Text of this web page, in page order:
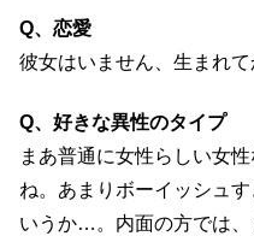
Q、恋愛
彼女はいません、生まれて
Q、好きな異性のタイプ
まあ普通に女性らしい女
ね。あまりボーイッシュ
いうか…。内面の方では